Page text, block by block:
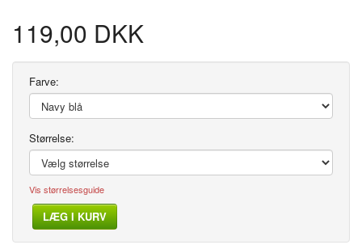
119,00 DKK
Vis størrelsesguide
Farve:
Størrelse:
LÆG I KURV